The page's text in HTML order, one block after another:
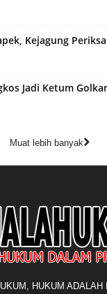
Kejagung
Jadi Ketum
Muat lebih banyak
HUKUM ADALAH